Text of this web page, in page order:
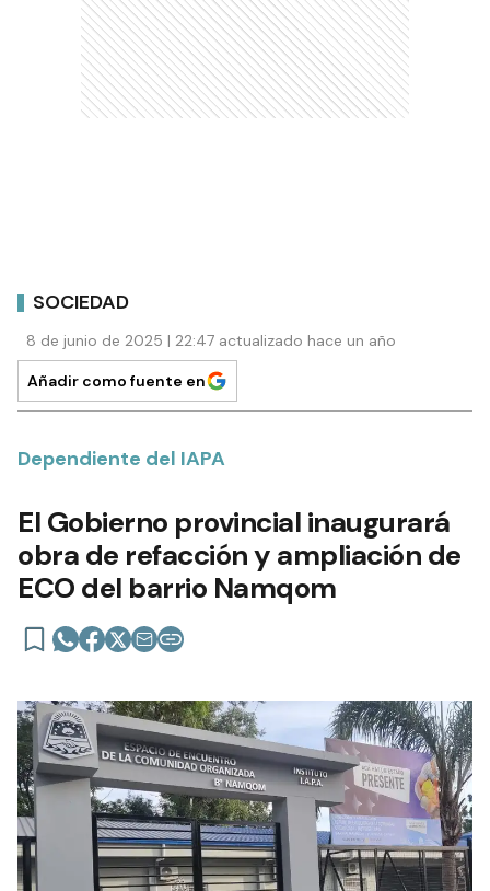
SOCIEDAD
8 de junio de 2025 | 22:47 actualizado hace un año
Añadir como fuente en
Dependiente del IAPA
El Gobierno provincial inaugurará
obra de refacción y ampliación de
ECO del barrio Namqom